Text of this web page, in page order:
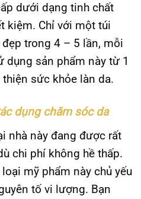
dưới dạng tinh chất
kiệm. Chỉ với một túi
trong 4 – 5 lần, mỗi
dụng sản phẩm này từ 1
sức khỏe làn da.
dụng chăm sóc da
nhà này đang được rất
chi phí không hề thấp.
mỹ phẩm này chủ yếu
tố vi lượng. Bạn